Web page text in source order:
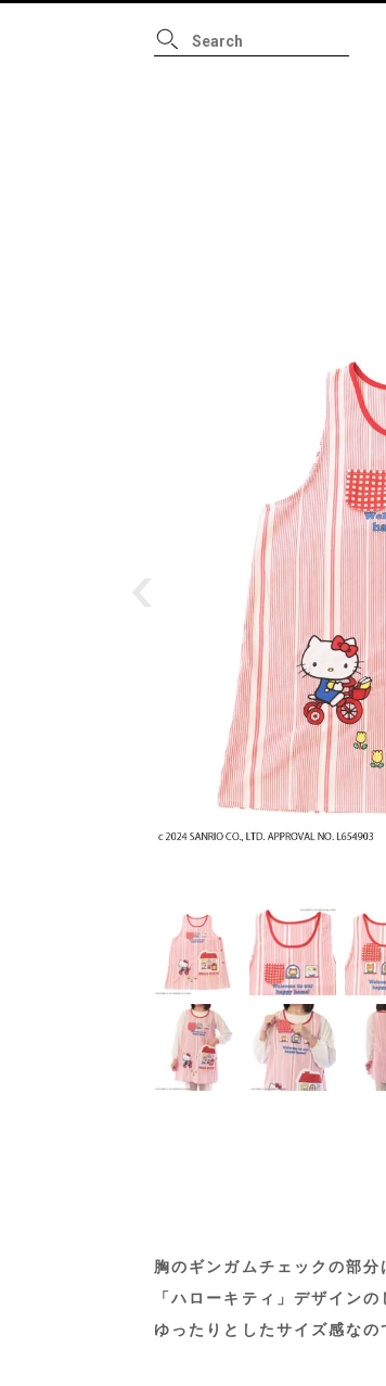
ALL
胸のギンガムチェックの部
「ハローキティ」デザイン
ゆったりとしたサイズ感な